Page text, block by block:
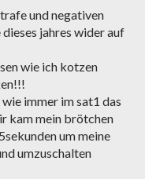
und negativen
jahres wider auf
wie ich kotzen
immer im sat1 das
kam mein brötchen
um meine
umzuschalten